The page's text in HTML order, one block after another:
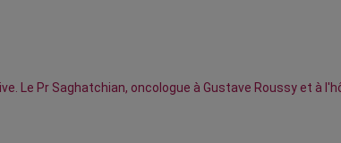
Le Pr Saghatchian, oncologue à Gustave Roussy et à